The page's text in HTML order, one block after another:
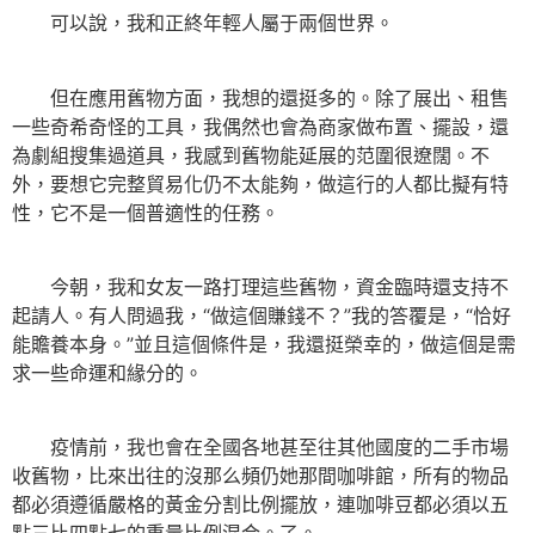
可以說，我和正終年輕人屬于兩個世界。
但在應用舊物方面，我想的還挺多的。除了展出、租售
一些奇希奇怪的工具，我偶然也會為商家做布置、擺設，還
為劇組搜集過道具，我感到舊物能延展的范圍很遼闊。不
外，要想它完整貿易化仍不太能夠，做這行的人都比擬有特
性，它不是一個普適性的任務。
今朝，我和女友一路打理這些舊物，資金臨時還支持不
起請人。有人問過我，“做這個賺錢不？”我的答覆是，“恰好
能贍養本身。”並且這個條件是，我還挺榮幸的，做這個是需
求一些命運和緣分的。
疫情前，我也會在全國各地甚至往其他國度的二手市場
收舊物，比來出往的沒那么頻仍她那間咖啡館，所有的物品
都必須遵循嚴格的黃金分割比例擺放，連咖啡豆都必須以五